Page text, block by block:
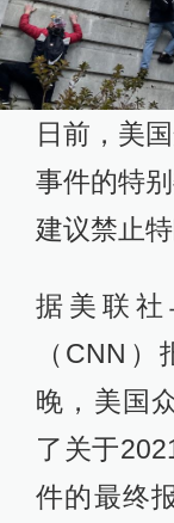
日前，美
事件的特
建议禁止
据美联
（CNN
晚，美国
了关于
件的最终